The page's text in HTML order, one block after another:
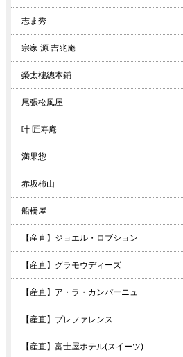
志ま秀
宗家 源 吉兆庵
榮太樓總本鋪
尾張松風屋
叶 匠寿庵
満果惣
赤坂柿山
船橋屋
【産直】ジョエル・ロブション
【産直】グラモウディーズ
【産直】ア・ラ・カンパーニュ
【産直】プレファレンス
【産直】富士屋ホテル(スイーツ)